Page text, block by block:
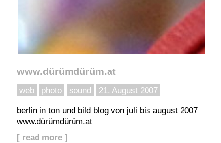
www.dürümdürüm.at
web photo sound 21. August 2007
berlin in ton und bild blog von juli bis august 2007
www.dürümdürüm.at
[ read more ]